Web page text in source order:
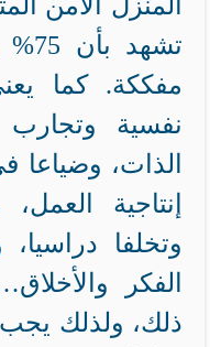
مفككة. كما
نفسية وتجارب
الذات، وضياعا
إنتاجية
وتخلفا
الفكر
ذلك، ولذلك